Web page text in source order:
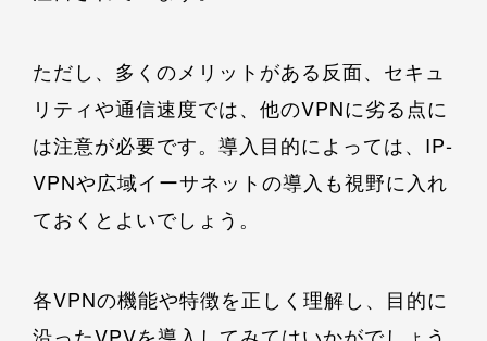
ただし、多くのメリットがある反面、セキュ
リティや通信速度では、他のVPNに劣る点に
は注意が必要です。導入目的によっては、IP‐
VPNや広域イーサネットの導入も視野に入れ
ておくとよいでしょう。
各VPNの機能や特徴を正しく理解し、目的に